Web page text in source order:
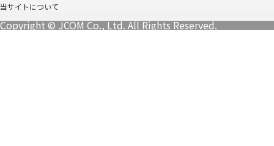
当サイトについて
Copyright © JCOM Co., Ltd. All Rights Reserved.